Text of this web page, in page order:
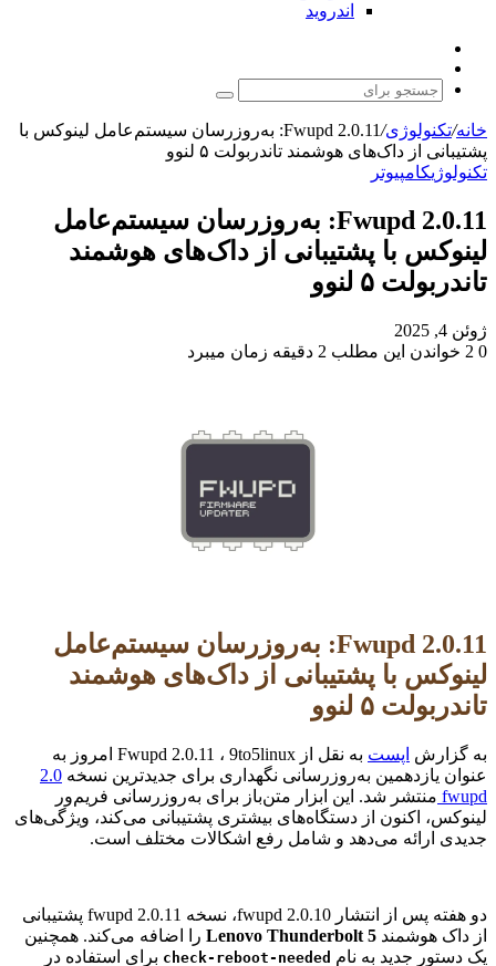
اندروید
پوسته
جستجو
برای
خانه/تکنولوژی/
Fwupd 2.0.11: به‌روزرسان سیستم‌عامل لینوکس با
پشتیبانی از داک‌های هوشمند تاندربولت ۵ لنوو
تکنولوژیکامپیوتر
Fwupd 2.0.11: به‌روزرسان سیستم‌عامل
لینوکس با پشتیبانی از داک‌های هوشمند
تاندربولت ۵ لنوو
ژوئن 4, 2025
0
خواندن این مطلب 2 دقیقه زمان میبرد
Fwupd 2.0.11: به‌روزرسان سیستم‌عامل
لینوکس با پشتیبانی از داک‌های هوشمند
تاندربولت ۵ لنوو
به گزارش اپست
به نقل از Fwupd 2.0.11 ، 9to5linux امروز به
عنوان یازدهمین به‌روزرسانی نگهداری برای جدیدترین نسخه 2.0
fwupd منتشر شد. این ابزار متن‌باز برای به‌روزرسانی فریم‌ور
لینوکس، اکنون از دستگاه‌های بیشتری پشتیبانی می‌کند، ویژگی‌های
جدیدی ارائه می‌دهد و شامل رفع اشکالات مختلف است.
دو هفته پس از انتشار fwupd 2.0.10، نسخه 2.0.11 fwupd پشتیبانی
از داک هوشمند Lenovo Thunderbolt 5 را اضافه می‌کند. همچنین
یک دستور جدید به نام check-reboot-needed برای استفاده در